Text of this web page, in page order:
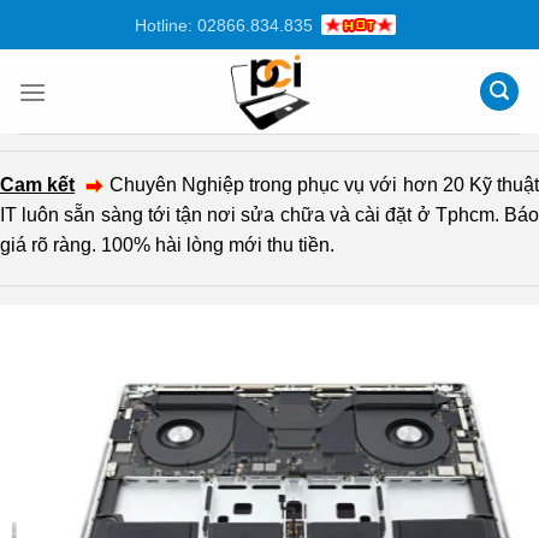
dung
Hotline: 02866.834.835
Cam kết
Chuyên Nghiệp trong phục vụ với hơn 20 Kỹ thuật
IT luôn sẵn sàng tới tận nơi sửa chữa và cài đặt ở Tphcm. Báo
giá rõ ràng. 100% hài lòng mới thu tiền.